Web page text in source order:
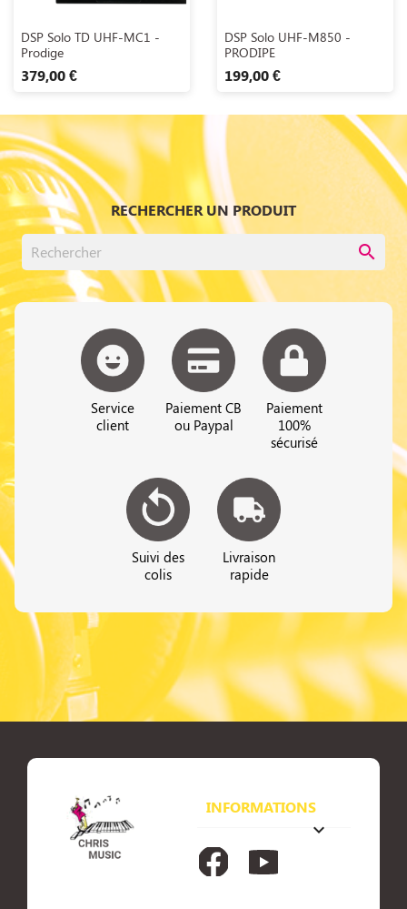
 Aperçu rapide
DSP Solo TD UHF-MC1 -
Prodige
379,00 €
 Aperçu rapide
DSP Solo UHF-M850 -
PRODIPE
199,00 €
RECHERCHER UN PRODUIT
search
Service
client
Paiement CB
ou Paypal
Paiement
100%
sécurisé
Suivi des
colis
Livraison
rapide
INFORMATIONS
keyboard_arrow_down
FacebookYouTube